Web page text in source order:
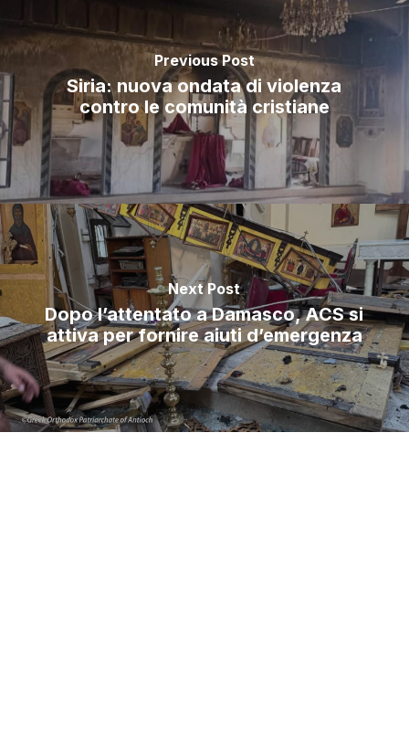
Previous Post
Siria: nuova ondata di violenza
contro le comunità cristiane
Next Post
Dopo l’attentato a Damasco, ACS si
attiva per fornire aiuti d’emergenza